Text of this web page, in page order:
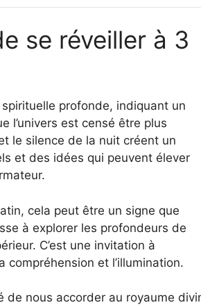
se réveiller à 3
profonde, indiquant un
l’univers est censé être plus
le silence de la nuit créent un
et des idées qui peuvent élever
cela peut être un signe que
à explorer les profondeurs de
C’est une invitation à
et l’illumination.
nous accorder au royaume